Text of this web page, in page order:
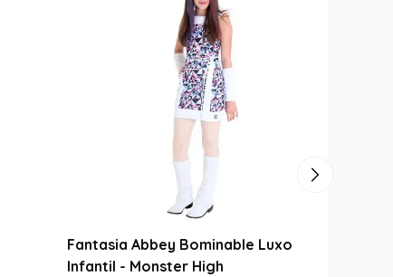
Fantasia Abbey Bominable Luxo
Infantil - Monster High